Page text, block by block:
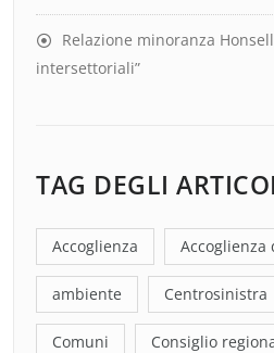
Relazione minoranza
intersettoriali”
TAG DEGLI
Accoglienza Accoglienza
ambiente Centrosinistra
Comuni Consiglio